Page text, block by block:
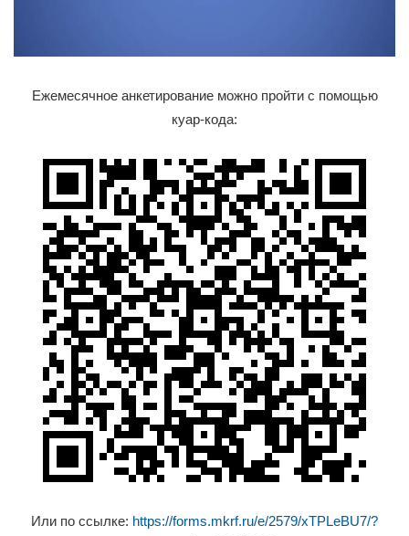
Ежемесячное анкетирование можно пройти с помощью
куар-кода:
Или по ссылке: https://forms.mkrf.ru/e/2579/xTPLeBU7/?